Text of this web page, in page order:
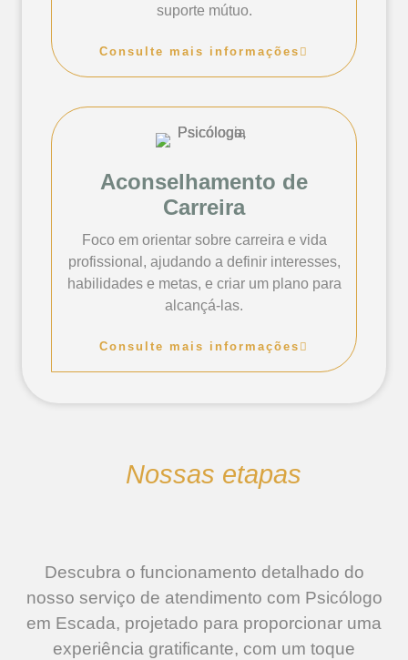
suporte mútuo.
Consulte mais informações
Aconselhamento de
Carreira
Foco em orientar sobre carreira e vida
profissional, ajudando a definir interesses,
habilidades e metas, e criar um plano para
alcançá-las.
Consulte mais informações
Nossas etapas
Descubra o funcionamento detalhado do
nosso serviço de atendimento com Psicólogo
em Escada, projetado para proporcionar uma
experiência gratificante, com um toque